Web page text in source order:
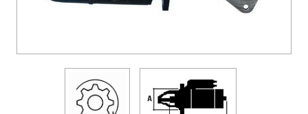
CONTACTO